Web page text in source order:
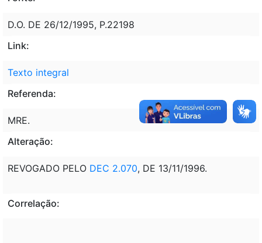
D.O. DE 26/12/1995, P.22198
Link:
Texto integral
Referenda:
MRE.
Alteração:
REVOGADO PELO DEC 2.070, DE 13/11/1996.
Correlação: